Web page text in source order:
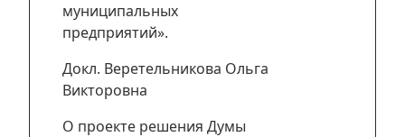
муниципальных
предприятий».
Докл. Веретельникова Ольга
Викторовна
О проекте решения Думы